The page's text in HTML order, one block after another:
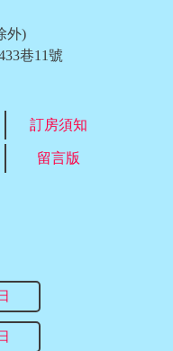
外)
巷11號
訂房須知
留言版